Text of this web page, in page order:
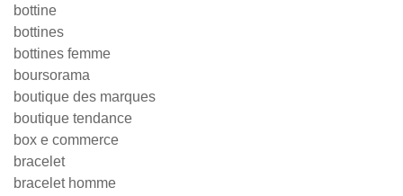
bottine
bottines
bottines femme
boursorama
boutique des marques
boutique tendance
box e commerce
bracelet
bracelet homme